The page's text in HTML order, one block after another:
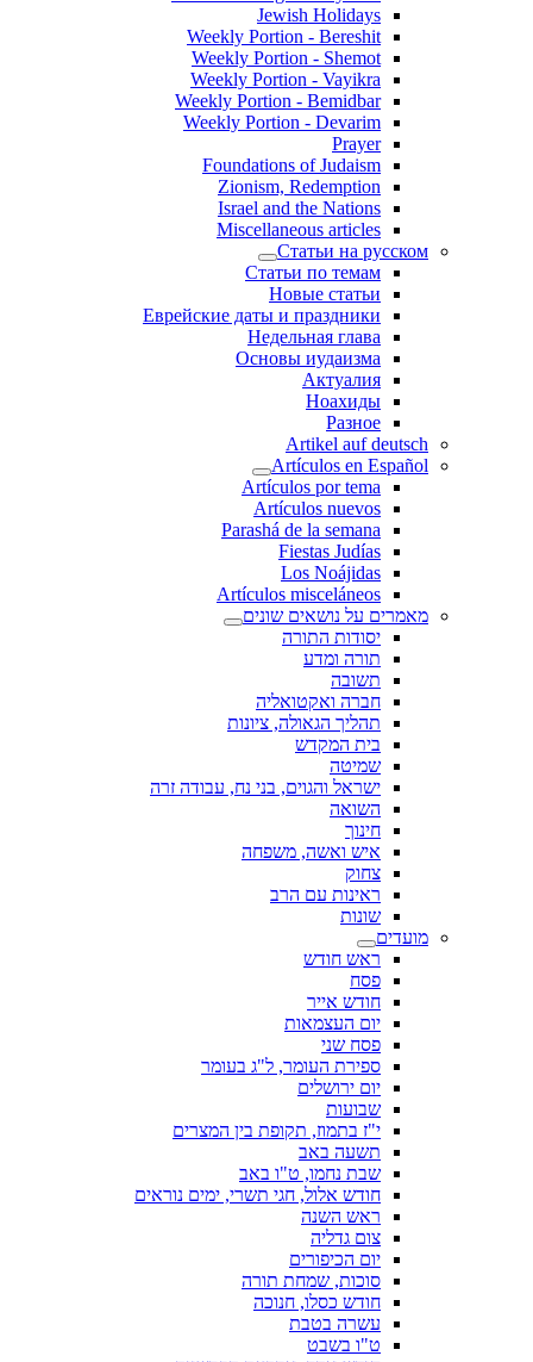
Jewish Holidays
Weekly Portion - Bereshit
Weekly Portion - Shemot
Weekly Portion - Vayikra
Weekly Portion - Bemidbar
Weekly Portion - Devarim
Prayer
Foundations of Judaism
Zionism, Redemption
Israel and the Nations
Miscellaneous articles
Статьи на русском
Статьи по темам
Новые статьи
Еврейские даты и праздники
Недельная глава
Основы иудаизма
Актуалия
Ноахиды
Разное
Artikel auf deutsch
Artículos en Español
Artículos por tema
Artículos nuevos
Parashá de la semana
Fiestas Judías
Los Noájidas
Artículos misceláneos
מאמרים על נושאים שונים
יסודות התורה
תורה ומדע
תשובה
חברה ואקטואליה
תהליך הגאולה, ציונות
בית המקדש
שמיטה
ישראל והגוים, בני נח, עבודה זרה
השואה
חינוך
איש ואשה, משפחה
צחוק
ראינות עם הרב
שונות
מועדים
ראש חודש
פסח
חודש אייר
יום העצמאות
פסח שני
ספירת העומר, ל"ג בעומר
יום ירושלים
שבועות
י"ז בתמוז, תקופת בין המצרים
תשעה באב
שבת נחמו, ט"ו באב
חודש אלול, חגי תשרי, ימים נוראים
ראש השנה
צום גדליה
יום הכיפורים
סוכות, שמחת תורה
חודש כסלו, חנוכה
עשרה בטבת
ט"ו בשבט